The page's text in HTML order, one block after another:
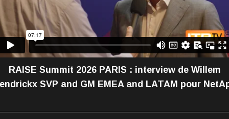
RAISE Summit 2026 PARIS : interview de Willem
SVP and GM EMEA and LATAM pour